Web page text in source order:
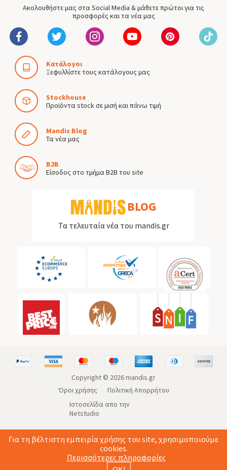
Ακολουθήστε μας στα Social Media & μάθετε πρώτοι για τις
προσφορές και τα νέα μας
Κατάλογοι
Ξεφυλλίστε τους κατάλογους μας
Stockhouse
Προϊόντα stock σε μισή και πάνω τιμή
Mandis Blog
Τα νέα μας
B2B
Είσοδος στο τμήμα B2B του site
BLOG
Τα τελευταία νέα του mandis.gr
Copyright © 2026mandis.gr
Όροι χρήσης
Πολιτική Απορρήτου
Ιστοσελίδα απο την
Netstudio
Για τη βέλτιστη εμπειρία χρήσης του site, χρησιμοποιούμε
cookies.
Περισσότερες πληροφορίες